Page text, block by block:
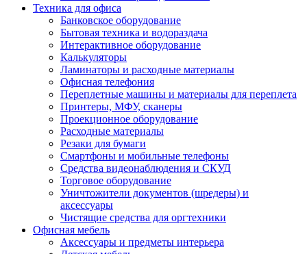
Техника для офиса
Банковское оборудование
Бытовая техника и водораздача
Интерактивное оборудование
Калькуляторы
Ламинаторы и расходные материалы
Офисная телефония
Переплетные машины и материалы для переплета
Принтеры, МФУ, сканеры
Проекционное оборудование
Расходные материалы
Резаки для бумаги
Смартфоны и мобильные телефоны
Средства видеонаблюдения и СКУД
Торговое оборудование
Уничтожители документов (шредеры) и
аксессуары
Чистящие средства для оргтехники
Офисная мебель
Аксессуары и предметы интерьера